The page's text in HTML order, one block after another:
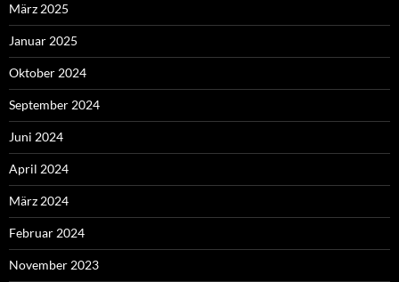
März 2025
Januar 2025
Oktober 2024
September 2024
Juni 2024
April 2024
März 2024
Februar 2024
November 2023